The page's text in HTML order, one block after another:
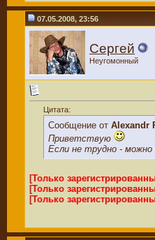
07.05.2008, 23:56
Сергей
Неугомонный
Цитата:
Сообщение от Alexandr
Приветствую
Если не трудно -
[Только
[Только
[Только